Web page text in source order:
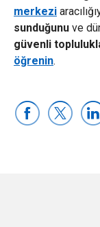
merkezi
sunduğunu ve
güvenli
öğrenin.